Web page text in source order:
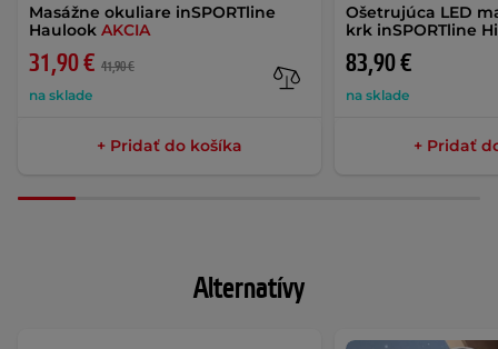
Masážne okuliare inSPORTline
Haulook AKCIA
31,90 € 41,90 €
na sklade
+ Pridať do košíka
Ošetrujúca LED
krk inSPORTline
83,90 €
na sklade
+ Pridať
Alternatívy